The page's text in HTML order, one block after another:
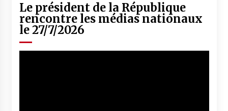
Le président de la République
rencontre les médias nationaux
le 27/7/2026